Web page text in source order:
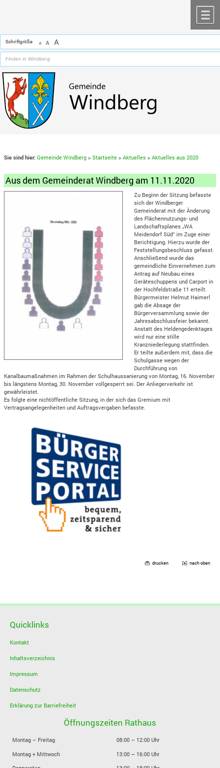
Schriftgröße A A A
Sie sind hier: Gemeinde Windberg >Startseite >Aktuelles >Aktuelles aus 2020
Aus dem Gemeinderat Windberg am 11.11.2020
Zu Beginn der Sitzung befasste
sich der Windberger
Gemeinderat mit der Änderung
des Flächennutzungs- und
Landschaftsplanes „WA
Meidendorf Süd“ im Zuge einer
Berichtigung. Hierzu wurde der
Feststellungsbeschluss gefasst.
Anschließend wurde das
gemeindliche Einvernehmen zum
Antrag auf Neubau eines
Geräteschuppens und Carport in
der Hochfeldstraße 11 erteilt.
Bürgermeister Helmut Haimerl
gab die Absage der
Bürgerversammlung sowie der
Jahresabschlussfeier bekannt.
Anstatt des Heldengedenktages
wird nur eine stille
Kranzniederlegung stattfinden.
Er teilte außerdem mit, dass die
Schulgasse wegen der
Durchführung von
Kanalbaumaßnahmen im Rahmen der Schulhaussanierung von Montag, 16. November
bis längstens Montag, 30. November vollgesperrt sei. Der Anliegerverkehr ist
gewährleistet.
Es folgte eine nichtöffentliche Sitzung, in der sich das Gremium mit
Vertragsangelegenheiten und Auftragsvergaben befasste.
drucken nach oben
Quicklinks
Kontakt
Inhaltsverzeichnis
Impressum
Datenschutz
Erklärung zur Barriefreiheit
Öffnungszeiten Rathaus
Montag – Freitag
08:00 – 12:00 Uhr
Montag + Mittwoch
13:00 – 16:00 Uhr